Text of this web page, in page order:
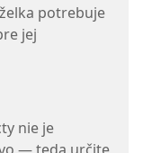
potrebuje
jej
nie je